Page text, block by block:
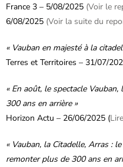
France 3 – 5/08/2025 (Voir le
6/08/2025 (Voir la suite du
« Vauban en majesté à la
Terres et Territoires – 31/07/
« En août, le spectacle
300 ans en arrière »
Horizon Actu – 26/06/2025 (
« Vauban, la Citadelle, Arras :
remonter plus de 300 ans en